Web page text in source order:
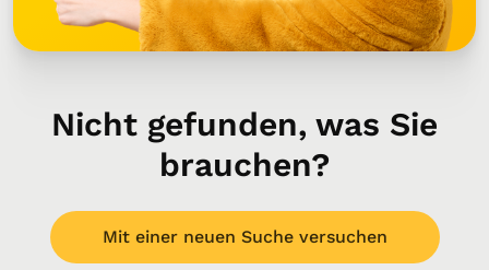
Nicht gefunden, was Sie
brauchen?
Mit einer neuen Suche versuchen